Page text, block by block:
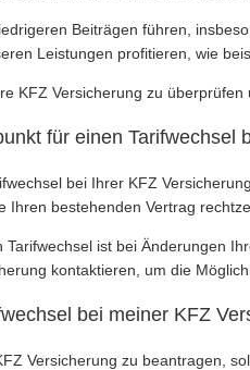
Beiträgen führen,
Leistungen profitieren, wie
KFZ Versicherung zu
für einen Tarifwechsel
bei Ihrer KFZ
Ihren bestehenden Vertrag
Tarifwechsel ist bei Änderungen
kontaktieren, um die
bei meiner KFZ
Versicherung zu beantragen,